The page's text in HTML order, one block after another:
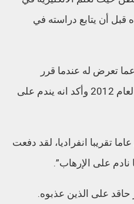
قبل أن يتابع دراسته في
تعرض له عندما قرر
الاعتراف بالتهم الموجهة إليه العام 2012 وأكد انه يندم على
تقريبا انفراديا، لقد دفعت
نادم على الإرهاب”.
حاقد على الذين عذبوه.